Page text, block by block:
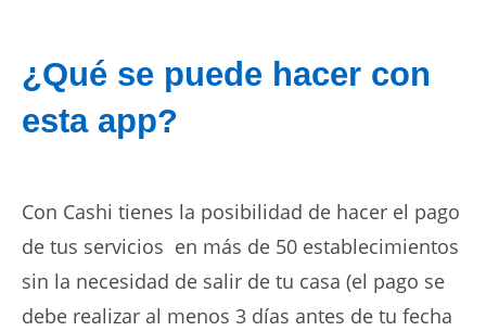
¿Qué se puede hacer con
esta app?
Con Cashi tienes la posibilidad de hacer el pago
de tus servicios en más de 50 establecimientos
sin la necesidad de salir de tu casa (el pago se
debe realizar al menos 3 días antes de tu fecha